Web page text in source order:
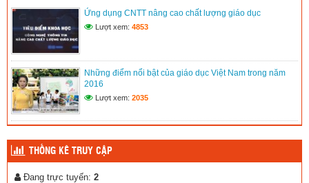
Ứng dụng CNTT nâng cao chất lượng giáo dục
Lượt xem: 4853
Những điểm nổi bật của giáo dục Việt Nam trong năm
2016
Lượt xem: 2035
THỐNG KÊ TRUY CẬP
Đang trực tuyến: 2